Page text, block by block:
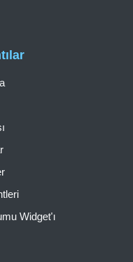
Widget'ı